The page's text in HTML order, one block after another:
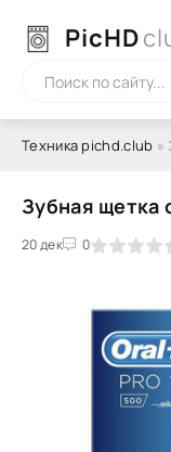
PicHD
Техника pichd.club »
Зубная щетка
20 дек 0
3 4 5